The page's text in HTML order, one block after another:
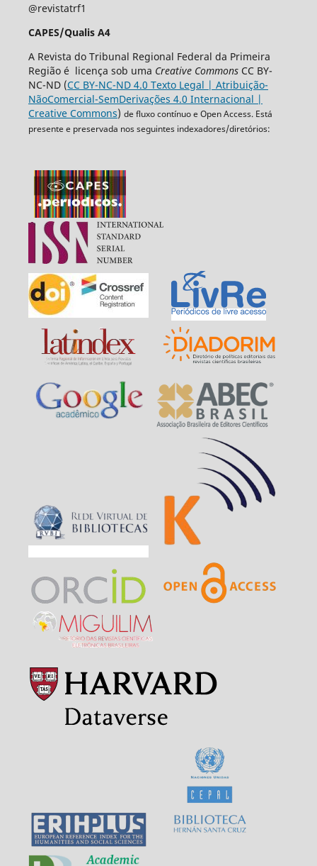
@revistatrf1
CAPES/Qualis A4
A Revista do Tribunal Regional Federal da Primeira
Região é licença sob uma Creative CommonsCC BY-
NC-ND (CC BY-NC-ND 4.0 Texto Legal | Atribuição-
NãoComercial-SemDerivações 4.0 Internacional |
Creative Commons) de fluxo contínuo e Open Access. Está
presente e preservada nos seguintes indexadores/diretórios: